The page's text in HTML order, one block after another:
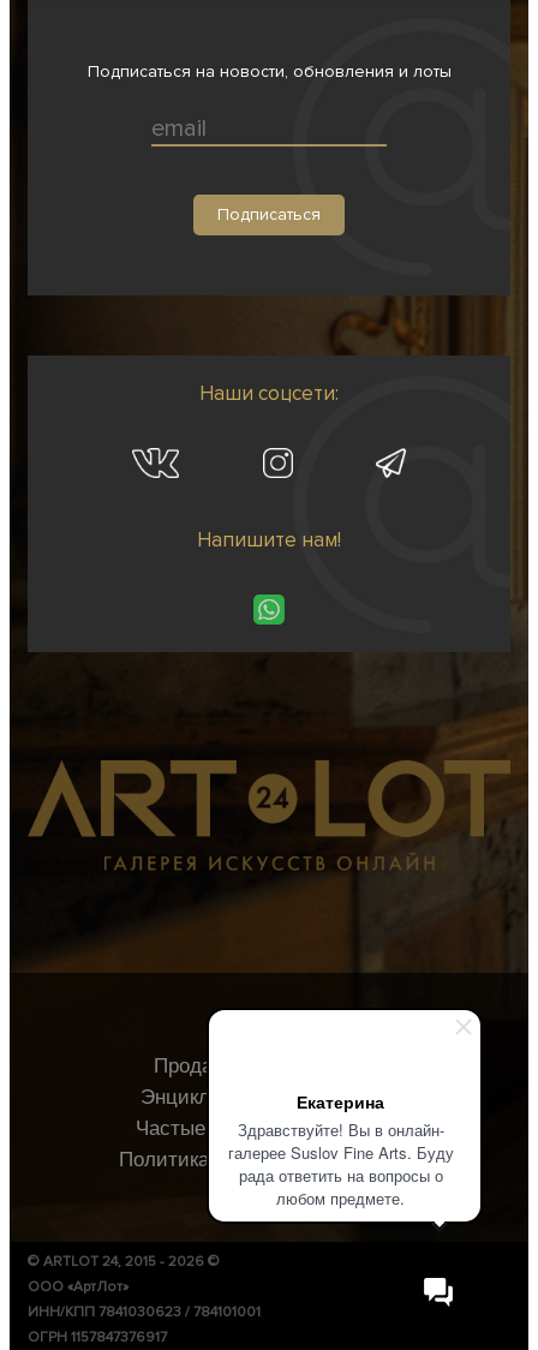
Екатерина
Здравствуйте! Вы в онлайн-
галерее Suslov Fine Arts. Буду
рада ответить на вопросы о
любом предмете.
Подписаться на новости, обновления и лоты
Наши соцсети:
Напишите нам!
Продавцу
Энциклопедия
О галерее
Частые вопросы
Контакты
Политика конфиденциальности
© ARTLOT 24, 2015 - 2026 ©
ООО «АртЛот»
ИНН/КПП 7841030623 / 784101001
ОГРН 1157847376917